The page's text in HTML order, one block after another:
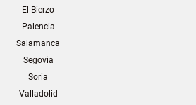
El Bierzo
Palencia
Salamanca
Segovia
Soria
Valladolid